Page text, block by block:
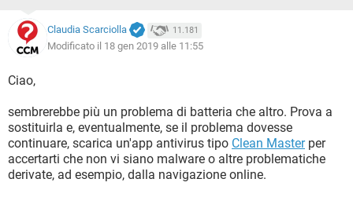
Claudia Scarciolla 11.181
Modificato il 18 gen 2019 alle 11:55
Ciao,
sembrerebbe più un problema di batteria che altro. Prova a
sostituirla e, eventualmente, se il problema dovesse
continuare, scarica un'app antivirus tipo Clean Masterper
accertarti che non vi siano malware o altre problematiche
derivate, ad esempio, dalla navigazione online.